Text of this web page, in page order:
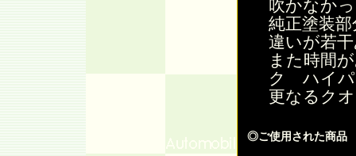
吹かなか
純正塗装
違いが若
また時間
ク ハイパ
更なるク
◎ご使用された商品